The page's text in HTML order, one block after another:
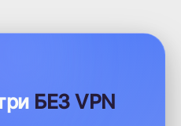
БЕЗ VPN